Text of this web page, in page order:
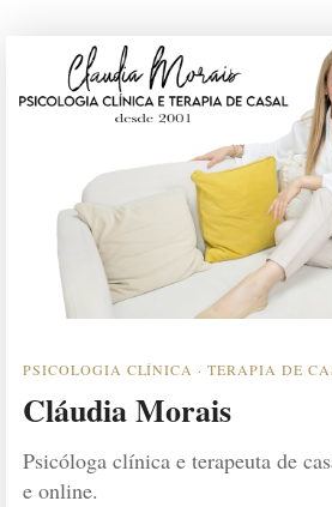
PSICOLOGIA CLÍNICA · TERAPIA DE
Cláudia Morais
Psicóloga clínica e terapeuta de
e online.